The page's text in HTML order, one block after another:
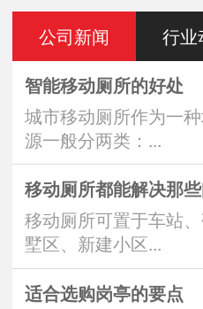
公司新闻 行业
智能移动厕所的好处
城市移动厕所作为一
源一般分两类：...
移动厕所都能解决那
移动厕所可置于车站
墅区、新建小区...
适合选购岗亭的要点